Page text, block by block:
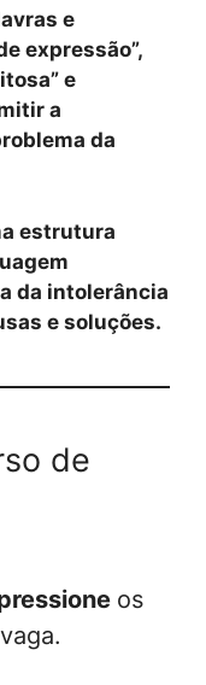
e
expressão”,
e
a
da
estrutura
da intolerância
e soluções.
de
os